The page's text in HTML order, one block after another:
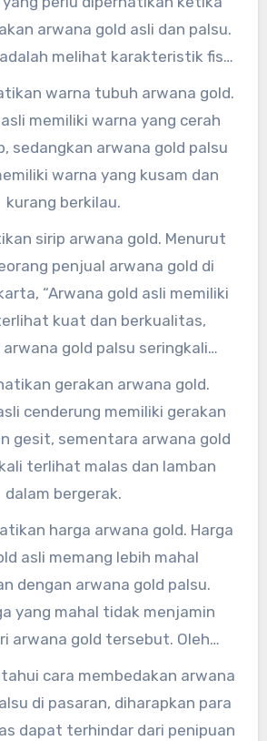
arwana gold asli dan palsu di
pasaran.
arwana gold asli dan palsu.
melihat karakteristik fisik
dari ikan tersebut.”
warna tubuh arwana gold.
memiliki warna yang cerah
sedangkan arwana gold palsu
warna yang kusam dan
kurang berkilau.
sirip arwana gold. Menurut
penjual arwana gold di
“Arwana gold asli memiliki
kuat dan berkualitas,
gold palsu seringkali
yang mudah rusak dan rapuh.”
gerakan arwana gold.
cenderung memiliki gerakan
gesit, sementara arwana gold
terlihat malas dan lamban
dalam bergerak.
harga arwana gold. Harga
asli memang lebih mahal
dengan arwana gold palsu.
yang mahal tidak menjamin
arwana gold tersebut. Oleh
untuk membeli arwana
yang terpercaya dan memiliki
reputasi baik.
cara membedakan arwana
di pasaran, diharapkan para
dapat terhindar dari penipuan